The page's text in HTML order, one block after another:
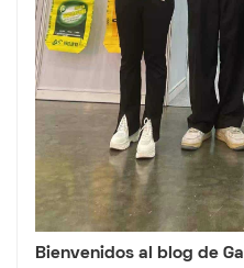
Bienvenidos al blog de